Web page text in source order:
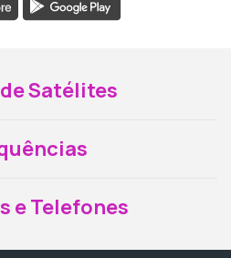
Satélites
e Telefones